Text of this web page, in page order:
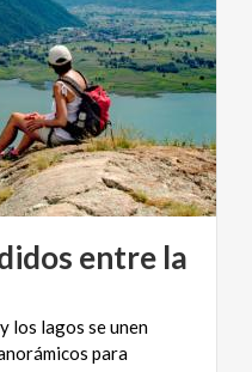
entre la
los lagos se unen
para